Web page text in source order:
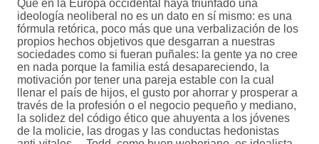
Que en la Europa occidental haya triunfado una
ideología neoliberal no es un dato en sí mismo: es una
fórmula retórica, poco más que una verbalización de los
propios hechos objetivos que desgarran a nuestras
sociedades como si fueran puñales: la gente ya no cree
en nada porque la familia está desapareciendo, la
motivación por tener una pareja estable con la cual
llenar el país de hijos, el gusto por ahorrar y prosperar a
través de la profesión o el negocio pequeño y mediano,
la solidez del código ético que ahuyenta a los jóvenes
de la molicie, las drogas y las conductas hedonistas